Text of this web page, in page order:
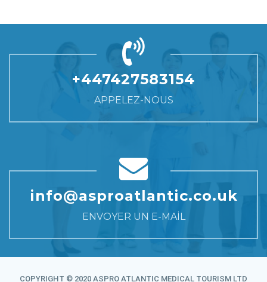
+447427583154
APPELEZ-NOUS
info@asproatlantic.co.uk
ENVOYER UN E-MAIL
COPYRIGHT © 2020 ASPRO ATLANTIC MEDICAL TOURISM LTD